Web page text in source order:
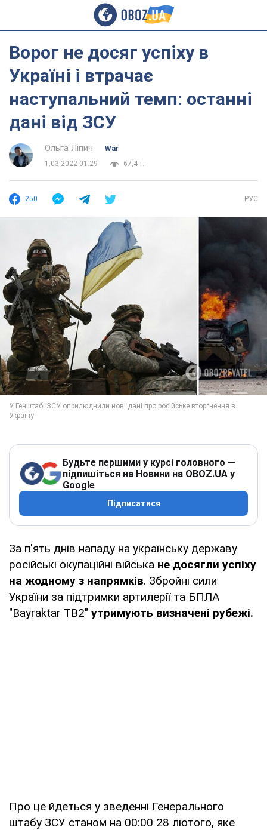
Ворог не досяг успіху в
Україні і втрачає
наступальний темп: останні
дані від ЗСУ
Ольга Ліпич
War
1.03.2022 01:29
67,4 т.
250 РУС
Будьте першими у курсі головного —
підпишіться на Новини на OBOZ.UA у
Google
Підписатися
За п'ять днів нападу на українську державу
російські окупаційні війська не досягли успіху
на жодному з напрямків. Збройні сили
України за підтримки артилерії та БПЛА
"Bayraktar ТВ2" утримують визначені рубежі.
Про це йдеться у зведенні Генерального
штабу ЗСУ станом на 00:00 28 лютого, яке